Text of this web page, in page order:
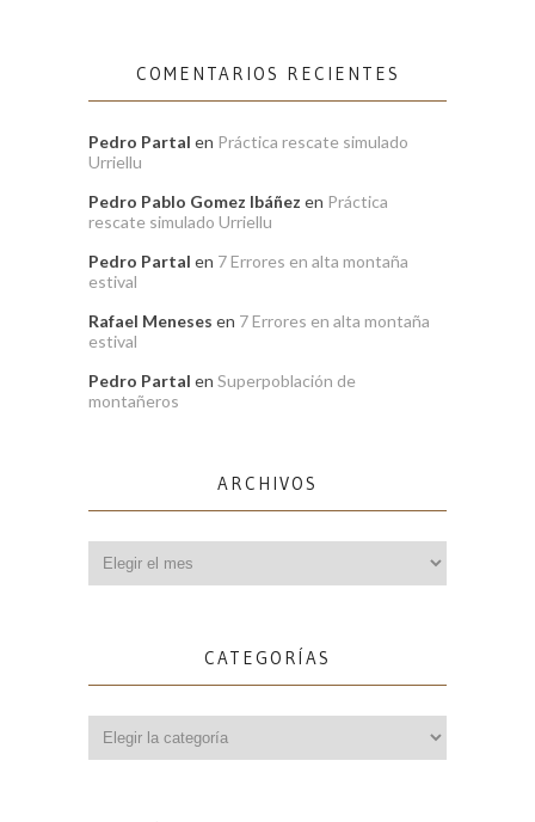
COMENTARIOS RECIENTES
Pedro Partal en Práctica rescate simulado
Urriellu
Pedro Pablo Gomez Ibáñez en Práctica
rescate simulado Urriellu
Pedro Partal en 7 Errores en alta montaña
estival
Rafael Meneses en 7 Errores en alta montaña
estival
Pedro Partal en Superpoblación de
montañeros
ARCHIVOS
CATEGORÍAS